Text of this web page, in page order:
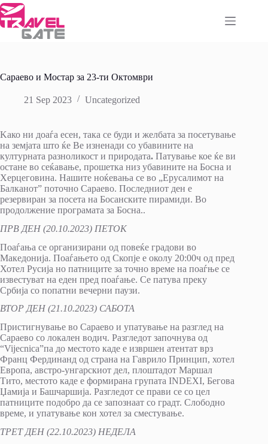
Skip
to
content
Сараево и Мостар за 23-ти Октомври
21 Sep 2023 Uncategorized
Kaко ни доаѓа есен, така се буди и желбата за посетување
на земјата што ќе Ве изненади со убавините на
културната разноликост и природата. Патување кое ќе ви
остане во сеќавање, прошетка низ убавините на Босна и
Херцеговина. Нашите ноќевања се во „Ерусалимот на
Балканот” поточно Сараево. Последниот ден е
резервиран за посета на Босанските пирамиди. Во
продолжение програмата за Босна..
ПРВ ДЕН (20.10.2023) ПЕТОК
Поаѓања се организирани од повеќе градови во
Македонија. Поаѓањето од Скопје е околу 20:00ч од пред
Хотел Русија но патниците за точно време на поаѓње се
известуват на еден пред поаѓање. Се патува преку
Србија со попатни вечерни паузи.
ВТОР ДЕН (21.10.2023) САБОТА
Пристигнување во Сараево и упатување на разглед на
Сараево со локален водич. Разгледот започнува од
“Vijecnica”па до местото каде е извршен атентат врз
Франц Фердинанд од страна на Гаврило Принцип, хотел
Европа, австро-унгарскиот дел, плоштадот Маршал
Тито, местото каде е формирана групата INDEXI, Бегова
Џамија и Башчаршија. Разгледот се прави се со цел
патниците подобро да се запознаат со градт. Слободно
време, и упатување кон хотел за сместување.
ТРЕТ ДЕН (22.10.2023) НЕДЕЛА